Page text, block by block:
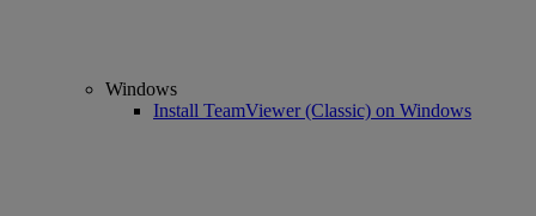
Windows
Install TeamViewer (Classic) on Windows